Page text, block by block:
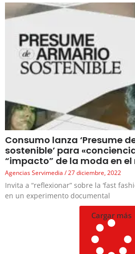
Consumo lanza ‘Presume
sostenible’ para
“impacto” de la moda en
Agencias Servimedia 27 diciembre, 2022
Invita a “reflexionar” sobre la ‘fast
en un experimento documental
Cargar más